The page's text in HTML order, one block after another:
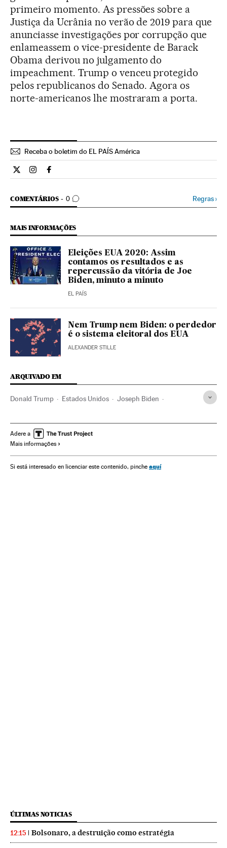
primeiro momento. As pressões sobre a
Justiça da Ucrânia no verão de 2019 para que
anunciasse investigações por corrupção que
enlameassem o vice-presidente de Barack
Obama derivou no julgamento do
impeachment. Trump o venceu protegido
pelos republicanos do Senado. Agora os
norte-americanos lhe mostraram a porta.
Receba o boletim do EL PAÍS América
Internacional El País Brasil en Twitter
Internacional El País Brasil en Instagram
Internacional El País Brasil en Facebook
COMENTÁRIOS 0
COMENTÁRIOS Regras›
MAIS INFORMAÇÕES
Eleições EUA 2020: Assim
contamos os resultados e as
repercussão da vitória de Joe
Biden, minuto a minuto
EL PAÍS
Nem Trump nem Biden: o perdedor
é o sistema eleitoral dos EUA
ALEXANDER STILLE
ARQUIVADO EM
Donald Trump Estados Unidos Joseph Biden
América Eleições EUA 2020
Partido Democrata EUA
Adere a
Mais informações
Si está interesado en licenciar este contenido, pinche aquí
ÚLTIMAS NOTICIAS
12:15 Bolsonaro, a destruição como estratégia